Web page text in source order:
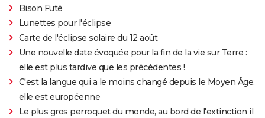
Bison Futé
Lunettes pour l'éclipse
Carte de l'éclipse solaire du 12 août
Une nouvelle date évoquée pour la fin de la vie sur Terre :
elle est plus tardive que les précédentes !
C'est la langue qui a le moins changé depuis le Moyen Âge,
elle est européenne
Le plus gros perroquet du monde, au bord de l'extinction il